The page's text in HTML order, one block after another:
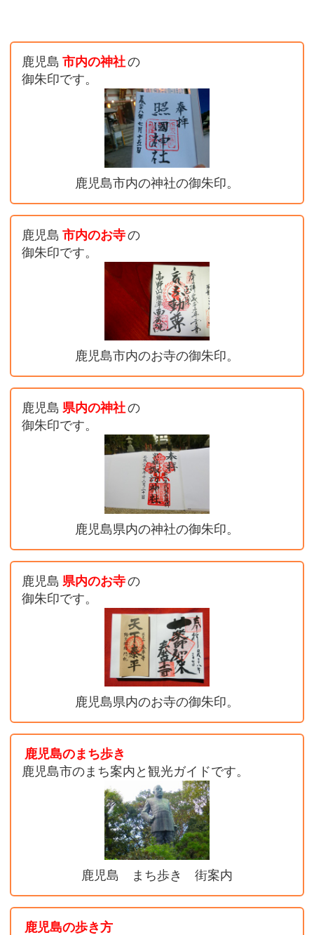
鹿児島 市内の神社の
御朱印です。
鹿児島市内の神社の御朱印。
鹿児島 市内のお寺の
御朱印です。
鹿児島市内のお寺の御朱印。
鹿児島 県内の神社の
御朱印です。
鹿児島県内の神社の御朱印。
鹿児島 県内のお寺の
御朱印です。
鹿児島県内のお寺の御朱印。
鹿児島のまち歩き
鹿児島市のまち案内と観光ガイドです。
鹿児島 まち歩き 街案内
鹿児島の歩き方